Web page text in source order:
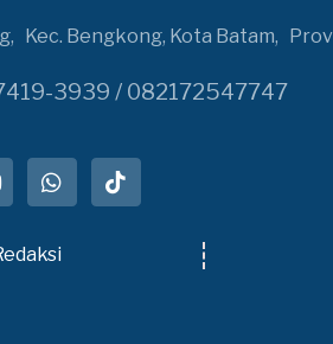
Kec. Bengkong, Kota Batam,
3939 / 082172547747